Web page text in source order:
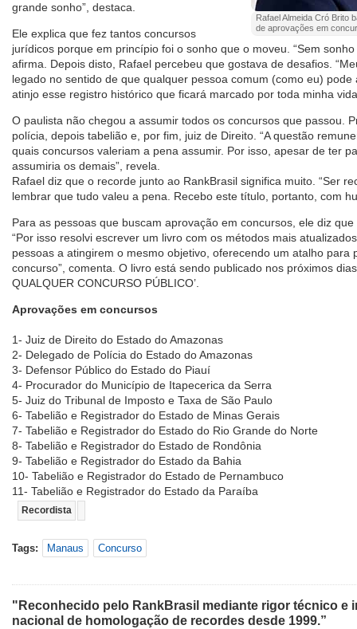
Rafael Almeida Cró Brito
de aprovações em
grande sonho”, destaca.
Ele explica que fez tantos concursos
jurídicos porque em princípio foi o sonho que o moveu. “Sem
afirma. Depois disto, Rafael percebeu que gostava de desafios.
legado no sentido de que qualquer pessoa comum (como eu)
atinjo esse registro histórico que ficará marcado por toda minha
O paulista não chegou a assumir todos os concursos que passou.
polícia, depois tabelião e, por fim, juiz de Direito. “A questão
quais concursos valeriam a pena assumir. Por isso, apesar de ter
assumiria os demais”, revela.
Rafael diz que o recorde junto ao RankBrasil significa muito. “Ser
lembrar que tudo valeu a pena. Recebo este título, portanto, com
Para as pessoas que buscam aprovação em concursos, ele diz
“Por isso resolvi escrever um livro com os métodos mais
pessoas a atingirem o mesmo objetivo, oferecendo um atalho para
concurso”, comenta. O livro está sendo publicado nos próximos
QUALQUER CONCURSO PÚBLICO’.
Aprovações em concursos
1- Juiz de Direito do Estado do Amazonas
2- Delegado de Polícia do Estado do Amazonas
3- Defensor Público do Estado do Piauí
4- Procurador do Município de Itapecerica da Serra
5- Juiz do Tribunal de Imposto e Taxa de São Paulo
6- Tabelião e Registrador do Estado de Minas Gerais
7- Tabelião e Registrador do Estado do Rio Grande do Norte
8- Tabelião e Registrador do Estado de Rondônia
9- Tabelião e Registrador do Estado da Bahia
10- Tabelião e Registrador do Estado de Pernambuco
11- Tabelião e Registrador do Estado da Paraíba
Recordista
Tags: Manaus Concurso
"Reconhecido pelo RankBrasil mediante rigor técnico e
nacional de homologação de recordes desde 1999.”